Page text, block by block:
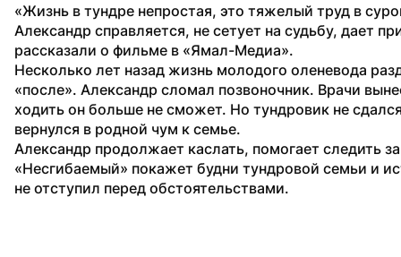
«Жизнь в тундре непростая, это тяжелый труд в
Александр справляется, не сетует на судьбу, дает
рассказали о фильме в «Ямал-Медиа».
Несколько лет назад жизнь молодого оленевода
«после». Александр сломал позвоночник. Врачи
ходить он больше не сможет. Но тундровик не
вернулся в родной чум к семье.
Александр продолжает каслать, помогает следить
«Несгибаемый» покажет будни тундровой семьи и
не отступил перед обстоятельствами.